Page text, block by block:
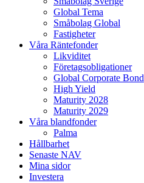
Global Tema
Småbolag Global
Fastigheter
Våra Räntefonder
Likviditet
Företagsobligationer
Global Corporate Bond
High Yield
Maturity 2028
Maturity 2029
Våra blandfonder
Palma
Hållbarhet
Senaste NAV
Mina sidor
Investera